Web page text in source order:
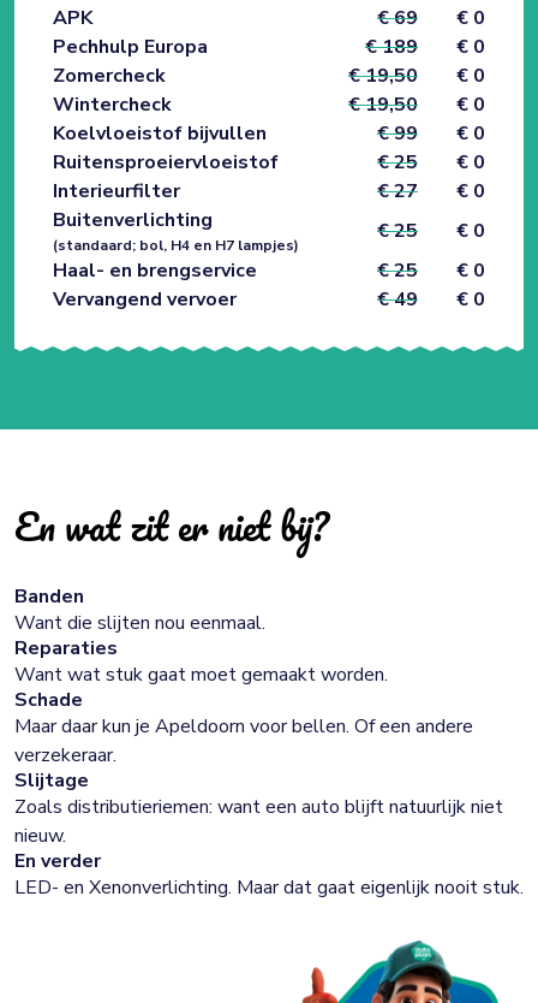
APK
€ 69
€ 0
Pechhulp Europa
€ 189
€ 0
Zomercheck
€ 19,50
€ 0
Wintercheck
€ 19,50
€ 0
Koelvloeistof bijvullen
€ 99
€ 0
Ruitensproeiervloeistof
€ 25
€ 0
Interieurfilter
€ 27
€ 0
Buitenverlichting
(standaard; bol, H4 en H7 lampjes)
€ 25
€ 0
Haal- en brengservice
€ 25
€ 0
Vervangend vervoer
€ 49 € 0
En wat zit er niet bij?
Banden
Want die slijten nou eenmaal.
Reparaties
Want wat stuk gaat moet gemaakt worden.
Schade
Maar daar kun je Apeldoorn voor bellen. Of een andere
verzekeraar.
Slijtage
Zoals distributieriemen: want een auto blijft natuurlijk niet
nieuw.
En verder
LED- en Xenonverlichting. Maar dat gaat eigenlijk nooit stuk.